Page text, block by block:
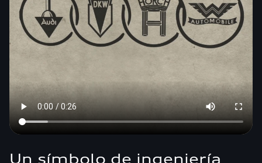
Un símbolo de ingeniería